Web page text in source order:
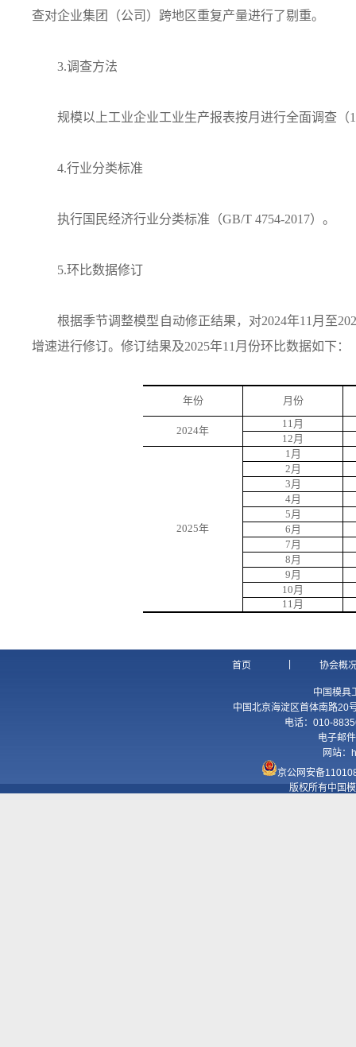
查对企业集团（公司）跨地区重复产量进行了剔重。
3.调查方法
规模以上工业企业工业生产报表按月进行全面调查（
4.行业分类标准
执行国民经济行业分类标准（GB/T 4754-2017）。
5.环比数据修订
根据季节调整模型自动修正结果，对2024年11月至
增速进行修订。修订结果及2025年11月份环比数据如下：
年份 月份
2024年
11月
12月
2025年
1月
2月
3月
4月
5月
6月
7月
8月
9月
10月
11月
首页 协会概
中国模具
中国北京海淀区首体南路20
电话：010-
电子邮
网站：
京公网安备
版权所有中国